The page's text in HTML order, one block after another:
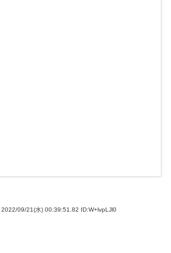
2022/09/21(水) 00:39:51.82 ID:W+lvpLJl0